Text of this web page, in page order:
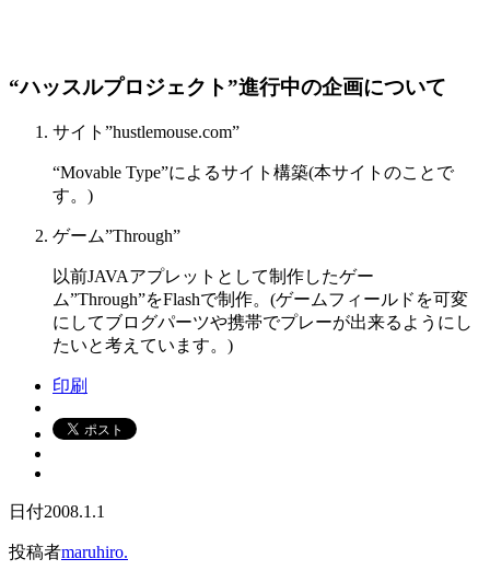
“ハッスルプロジェクト”進行中の企画について
サイト”hustlemouse.com”
“Movable Type”によるサイト構築(本サイトのことで
す。)
ゲーム”Through”
以前JAVAアプレットとして制作したゲー
ム”Through”をFlashで制作。(ゲームフィールドを可変
にしてブログパーツや携帯でプレーが出来るようにし
たいと考えています。)
印刷
日付2008.1.1
投稿者maruhiro.